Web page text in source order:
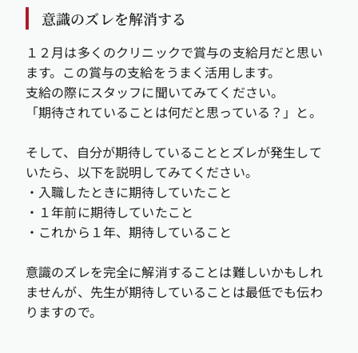
意識のズレを解消する
１２月は多くのクリニックで賞与の支給月だと思い
ます。この賞与の支給をうまく活用します。
支給の際にスタッフに聞いてみてください。
「期待されていることは何だと思っている？」と。
そして、自分が期待していることとズレが発生して
いたら、以下を説明してみてください。
・入職したときに期待していたこと
・１年前に期待していたこと
・これから１年、期待していること
意識のズレを完全に解消することは難しいかもしれ
ませんが、先生が期待していることは最低でも伝わ
りますので。